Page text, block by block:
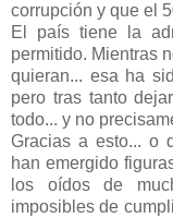
corrupción y que el
El país tiene la
permitido. Mientras
quieran... esa ha
pero tras tanto
todo... y no
Gracias a esto... o
han emergido
los oídos de
imposibles de